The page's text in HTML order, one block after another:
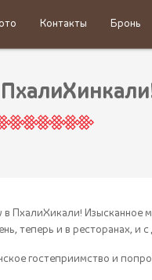
Контакты Бронь
в ПхалиХикали! Изысканное
теперь и в ресторанах, и
гостеприимство и